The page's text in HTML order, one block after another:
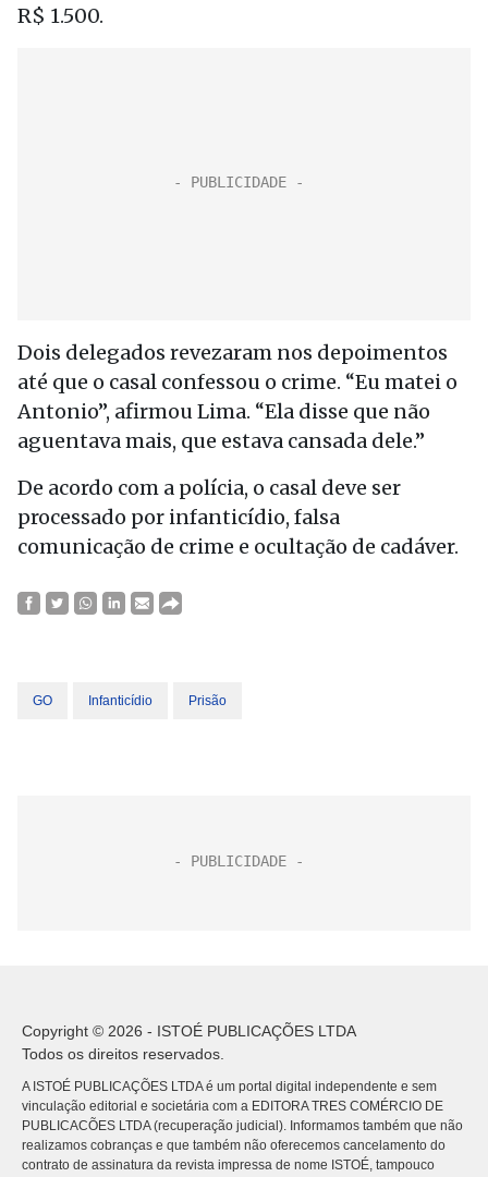
R$ 1.500.
Dois delegados revezaram nos depoimentos
até que o casal confessou o crime. “Eu matei o
Antonio”, afirmou Lima. “Ela disse que não
aguentava mais, que estava cansada dele.”
De acordo com a polícia, o casal deve ser
processado por infanticídio, falsa
comunicação de crime e ocultação de cadáver.
GO Infanticídio Prisão
Copyright © 2026 - ISTOÉ PUBLICAÇÕES LTDA
Todos os direitos reservados.
A ISTOÉ PUBLICAÇÕES LTDA é um portal digital independente e sem
vinculação editorial e societária com a EDITORA TRES COMÉRCIO DE
PUBLICACÕES LTDA (recuperação judicial). Informamos também que não
realizamos cobranças e que também não oferecemos cancelamento do
contrato de assinatura da revista impressa de nome ISTOÉ, tampouco